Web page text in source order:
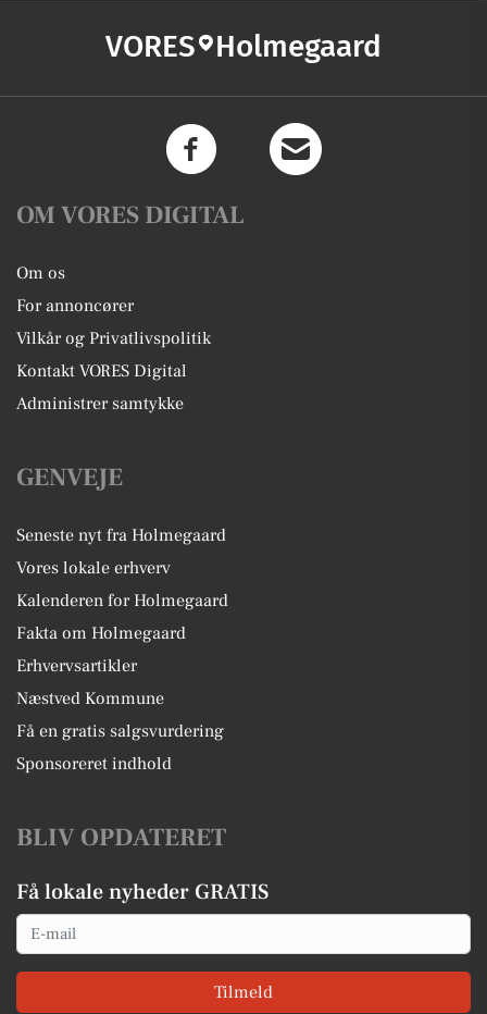
VORES Holmegaard
OM VORES DIGITAL
Om os
For annoncører
Vilkår og Privatlivspolitik
Kontakt VORES Digital
Administrer samtykke
GENVEJE
Seneste nyt fra Holmegaard
Vores lokale erhverv
Kalenderen for Holmegaard
Fakta om Holmegaard
Erhvervsartikler
Næstved Kommune
Få en gratis salgsvurdering
Sponsoreret indhold
BLIV OPDATERET
Få lokale nyheder GRATIS
Email
Tilmeld